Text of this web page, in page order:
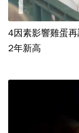
4因素影響雞蛋
2年新高